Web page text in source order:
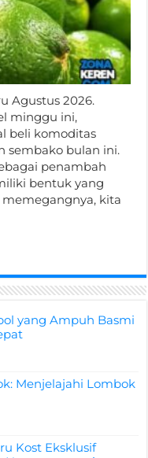
Agustus 2026.
minggu ini,
beli komoditas
sembako bulan ini.
penambah
bentuk yang
kita
yang Ampuh Basmi
Menjelajahi Lombok
Kost Eksklusif